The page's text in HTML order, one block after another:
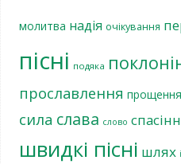
молитва надія очікування
пісні подяка
прославлення прощення
сила слава слово
швидкі пісні шлях